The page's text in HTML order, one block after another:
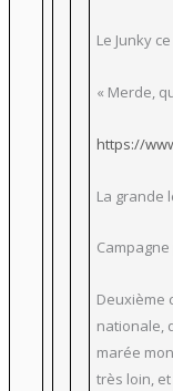
Le Junky
« Merde,
https://
La grande
Deuxième
nationale,
marée
très loin,